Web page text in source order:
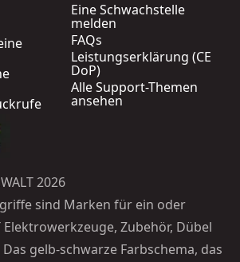
Eine Schwachstelle
melden
FAQs
Leistungserklärung (CE
DoP)
Alle Support-Themen
ansehen
2026
sind Marken für ein oder
Elektrowerkzeuge, Zubehör, Dübel
gelb-schwarze Farbschema, das